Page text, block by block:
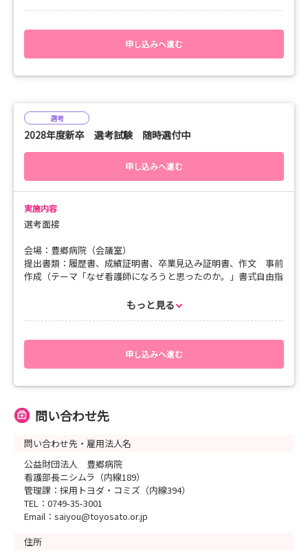
申し込みへ進む
選考
2028年度新卒 選考試験 随時選付中
申し込みへ進む
実施内容
選考面接
会場：豊郷病院（会議室）
提出書類：履歴書、成績証明書、卒業見込み証明書、作文 事前
作成（テーマ「なぜ看護師になろうと思ったのか。」書式自由指
もっと見る
申し込みへ進む
問い合わせ先
問い合わせ先・雇用法人名
公益財団法人 豊郷病院
看護部長ニシムラ（内線189）
管理課：採用トヨダ・コミズ（内線394）
TEL：0749-35-3001
Email：saiyou@toyosato.or.jp
住所